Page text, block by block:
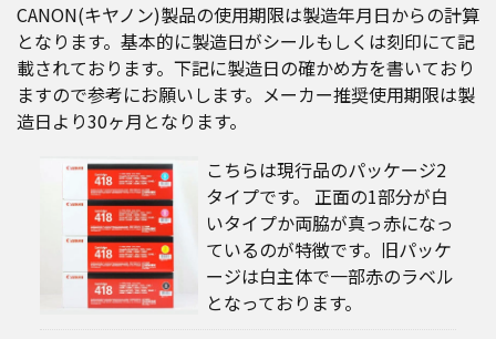
CANON(キヤノン)製品の使用期限は製造年月日からの計算
となります。基本的に製造日がシールもしくは刻印にて記
載されております。下記に製造日の確かめ方を書いており
ますので参考にお願いします。メーカー推奨使用期限は製
造日より30ヶ月となります。
こちらは現行品のパッケージ2
タイプです。 正面の1部分が白
いタイプか両脇が真っ赤になっ
ているのが特徴です。旧パッケ
ージは白主体で一部赤のラベル
となっております。